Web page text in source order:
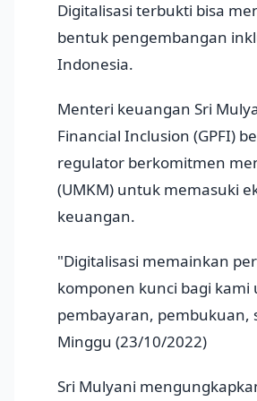
Digitalisasi terbukti bisa
bentuk pengembangan
Indonesia.
Menteri keuangan Sri
Financial Inclusion (GPFI)
regulator berkomitmen
(UMKM) untuk memasuki
keuangan.
"Digitalisasi memainkan
komponen kunci bagi
pembayaran, pembukuan,
Minggu (23/10/2022)
Sri Mulyani